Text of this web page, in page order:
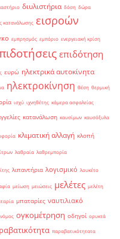
διυλιστήρια δόση δώρα
κατανάλωσης εισροών
εμπρησμός εμπόριο ενεργειακή κρίση
επιδότηση
ευρώ ηλεκτρικά αυτοκίνητα
ηλεκτροκίνηση θέση θερμική
ισχύ ιχνηθέτης κάμερα ασφαλείας
κατανάλωση καυσίμων καυσόξυλα
κλιματική αλλαγή κλοπή
λαθραία λαθρεμπορία
λιπαντήρια λογισμικό λουκέτο
μείωση μειώσεις μελέτες μελέτη
μπαταρίες ναυτιλιακό
νόμος ογκομέτρηση οδηγοί ορυκτά
παραβατικότητατα